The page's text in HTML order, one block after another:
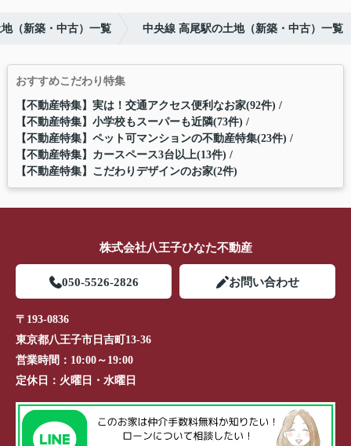
（新築・中古）一覧 中央線 高尾駅の土地（新築・中古）一覧
おすすめこだわり特集
【不動産特集】実は！交通アクセス便利なお家(92件)
【不動産特集】小学校もスーパーも近隣(73件)
【不動産特集】ペット可マンションの不動産特集(23件)
【不動産特集】カースペース3台以上(13件)
【不動産特集】こだわりデザインのお家(2件)
株式会社八王子ひなた不動産
050-5526-2826 お問い合わせ
〒193-0836
東京都八王子市日吉町13-36
営業時間： 10:00～19:00
定休日： 火曜日・水曜日